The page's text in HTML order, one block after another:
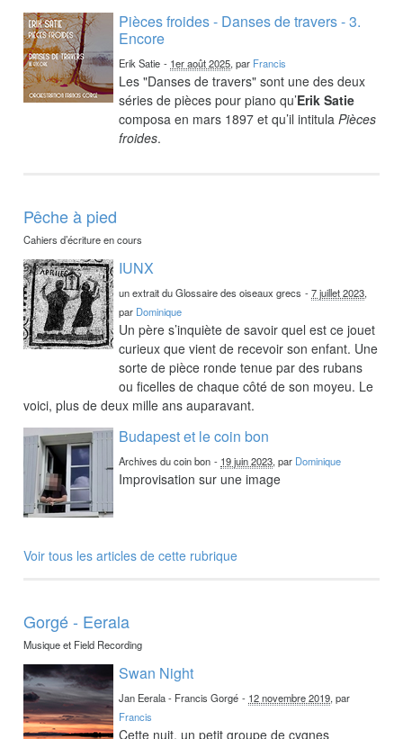
Pièces froides - Danses de travers - 3.
Encore
Erik Satie - 1er août 2025, par Francis
Les "Danses de travers" sont une des deux
séries de pièces pour piano qu’Erik Satie
composa en mars 1897 et qu’il intitulaPièces
froides.
Pêche à pied
Cahiers d’écriture en cours
IUNX
un extrait du Glossaire des oiseaux grecs -7 juillet 2023,
par Dominique
Un père s’inquiète de savoir quel est ce jouet
curieux que vient de recevoir son enfant. Une
sorte de pièce ronde tenue par des rubans
ou ficelles de chaque côté de son moyeu. Le
voici, plus de deux mille ans auparavant.
Budapest et le coin bon
Archives du coin bon - 19 juin 2023, par Dominique
Improvisation sur une image
Voir tous les articles de cette rubrique
Gorgé - Eerala
Musique et Field Recording
Swan Night
Jan Eerala - Francis Gorgé - 12 novembre 2019, par
Francis
Cette nuit, un petit groupe de cygnes